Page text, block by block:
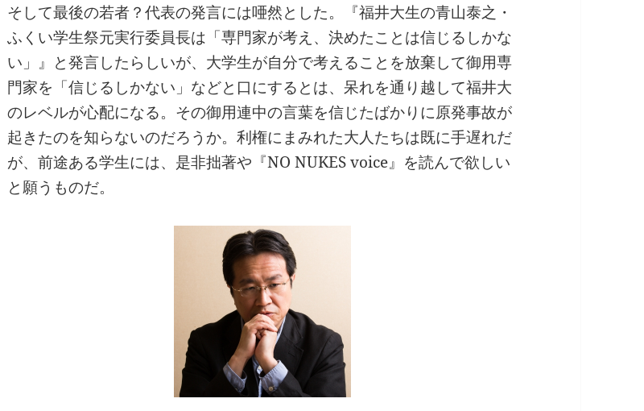
そして最後の若者？代表の発言には唖然とした。『福井大生の青山泰之・
ふくい学生祭元実行委員長は「専門家が考え、決めたことは信じるしかな
い」』と発言したらしいが、大学生が自分で考えることを放棄して御用専
門家を「信じるしかない」などと口にするとは、呆れを通り越して福井大
のレベルが心配になる。その御用連中の言葉を信じたばかりに原発事故が
起きたのを知らないのだろうか。利権にまみれた大人たちは既に手遅れだ
が、前途ある学生には、是非拙著や『NO NUKES voice』を読んで欲しい
と願うものだ。